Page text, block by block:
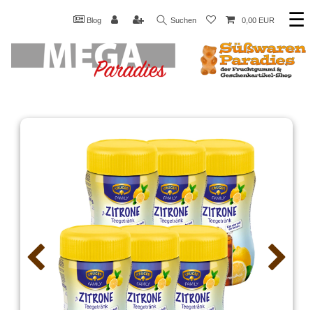
Blog Suchen 0,00 EUR ☰